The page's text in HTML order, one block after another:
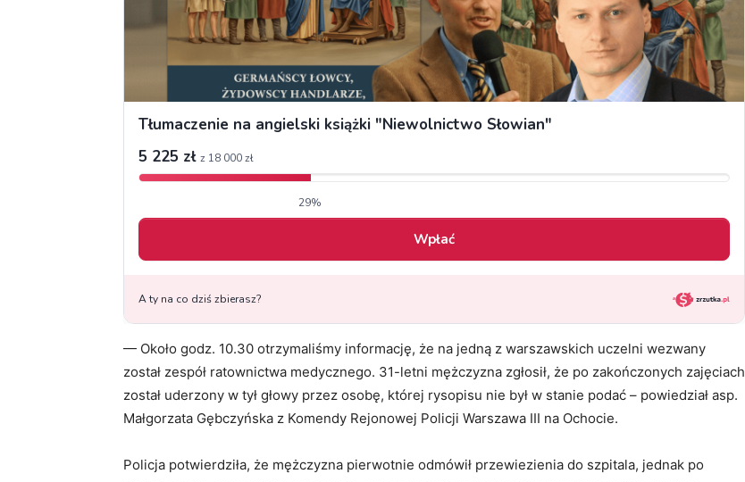
— Około godz. 10.30 otrzymaliśmy informację, że na jedną z warszawskich uczelni wezwany
został zespół ratownictwa medycznego. 31-letni mężczyzna zgłosił, że po zakończonych zajęciach
został uderzony w tył głowy przez osobę, której rysopisu nie był w stanie podać – powiedział asp.
Małgorzata Gębczyńska z Komendy Rejonowej Policji Warszawa III na Ochocie.
Policja potwierdziła, że mężczyzna pierwotnie odmówił przewiezienia do szpitala, jednak po